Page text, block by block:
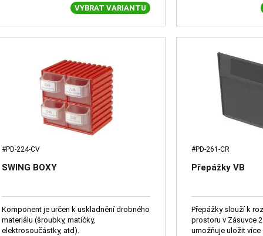
VYBRAT VARIANTU
#PD-224-CV
SWING BOXY
Komponent je určen k uskladnění drobného
materiálu (šroubky, matičky,
elektrosoučástky, atd).
#PD-261-CR
Přepážky VB
Přepážky slouží k
prostoru v Zásuvce
umožňuje uložit více